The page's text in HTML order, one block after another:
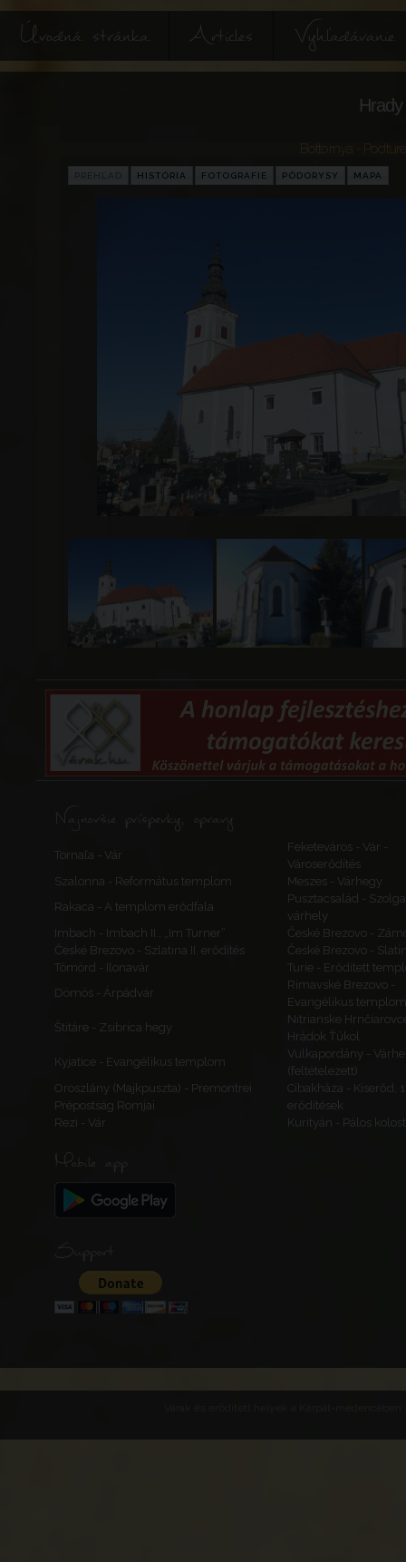
Úvodná stránka Articles Vyhľadávanie
Bottornya -
HISTÓRIA FOTOGRAFIE PÔDORYSY MAPA
Najnovšie príspevky, opravy
Tornaľa - Vár
Feketeváros - Vár -
Városerődítés
Szalonna - Református templom
Meszes - Várhegy
Rakaca - A templom erődfala
Pusztacsalád -
várhely
Imbach - Imbach II., „Im Turner”
České Brezovo -
České Brezovo - Szlatina II. erődítés
České Brezovo -
Tömörd - Ilonavár
Turie - Erődített
Dömös - Árpádvár
Rimavské Brezovo -
Evangélikus templom
Štitáre - Zsibrica hegy
Nitrianske
Hrádok Ťúkol
Kyjatice - Evangélikus templom
Vulkapordány -
(feltételezett)
Oroszlány (Majkpuszta) - Premontrei
Prépostság Romjai
Cibakháza - Kiserőd,
erődítések
Rezi - Vár
Kurityán - Pálos
Mobile app
Support